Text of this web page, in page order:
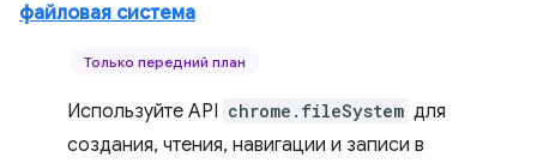
файловая система
Только передний план
Используйте API chrome.fileSystem для
создания, чтения, навигации и записи в